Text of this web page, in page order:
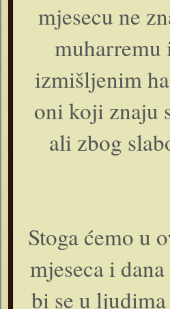
mjesecu ne
muharremu
izmišljenim
oni koji znaju
ali zbog
Stoga ćemo u
mjeseca i
bi se u